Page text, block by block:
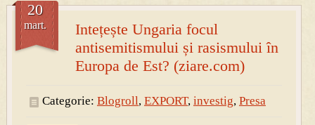
Intețește Ungaria focul
antisemitismului și rasismului în
Europa de Est? (ziare.com)
20
mart.
Categorie: Blogroll, EXPORT, investig, Presa